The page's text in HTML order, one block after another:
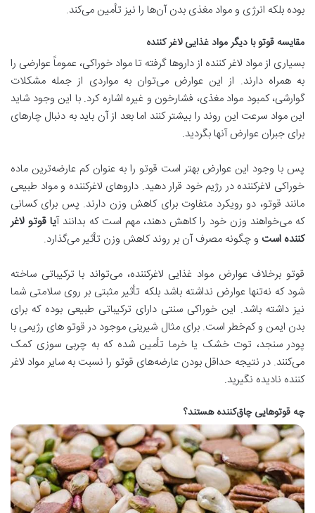
بوده بلکه انرژی و مواد مغذی بدن آن‌ها را نیز تأمین می‌کند.
مقایسه قوتو با دیگر مواد غذایی لاغر کننده
بسیاری از مواد لاغر کننده از داروها گرفته تا مواد خوراکی، عموماً عوارضی را
به همراه دارند. از این عوارض می‌توان به مواردی از جمله مشکلات
گوارشی، کمبود مواد مغذی، فشارخون و غیره اشاره کرد. با این وجود شاید
این مواد سرعت این روند را بیشتر کنند اما بعد از آن باید به دنبال چاره‍ای
برای جبران عوارض آن‍ها بگردید.
پس با وجود این عوارض بهتر است قوتو را به عنوان کم عارضه‌ترین ماده
خوراکی لاغرکننده در رژیم خود قرار دهید. داروهای لاغرکننده و مواد طبیعی
مانند قوتو، دو رویکرد متفاوت برای کاهش وزن دارند. پس برای کسانی
که می‌خواهند وزن خود را کاهش دهند، مهم است که بدانند آیا قوتو لاغر
کننده است و چگونه مصرف آن بر روند کاهش وزن تأثیر می‌گذارد.
قوتو برخلاف عوارض مواد غذایی لاغرکننده، می‌تواند با ترکیباتی ساخته
شود که نه‌تنها عوارض نداشته باشد بلکه تأثیر مثبتی بر روی سلامتی شما
نیز داشته باشد. این خوراکی سنتی دارای ترکیباتی طبیعی بوده که برای
بدن ایمن و کم‌خطر است. برای مثال شیرینی موجود در قوتو های رژیمی با
پودر سنجد، توت خشک یا خرما تأمین شده که به چربی سوزی کمک
می‌کنند. در نتیجه حداقل بودن عارضه‌های قوتو را نسبت به سایر مواد لاغر
کننده نادیده نگیرید.
چه قوتوهایی چاق‌کننده هستند؟